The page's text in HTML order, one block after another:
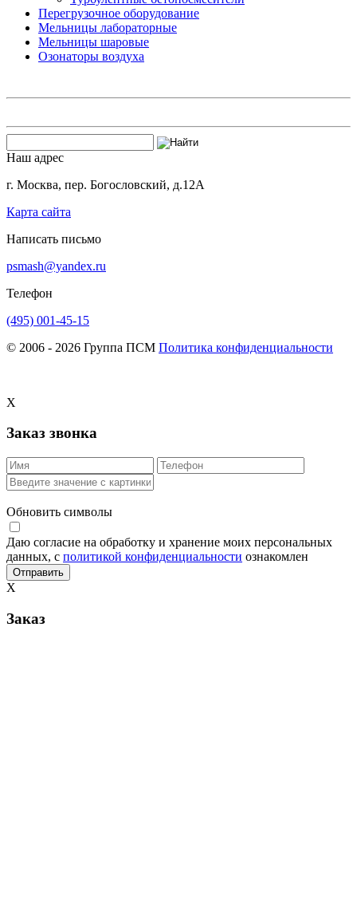
Перегрузочное оборудование
Мельницы лабораторные
Мельницы шаровые
Озонаторы воздуха
Наш адрес
г. Москва, пер. Богословский, д.12А
Карта сайта
Написать письмо
psmash@yandex.ru
Телефон
(495) 001-45-15
© 2006 - 2026 Группа ПСМ Политика конфиденциальности
X
Заказ звонка
Обновить символы
Даю согласие на обработку и хранение моих персональных
данных, с политикой конфиденциальности ознакомлен
X
Заказ